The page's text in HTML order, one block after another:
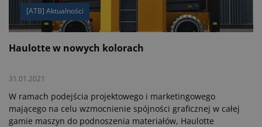
[ATB] Aktualności
Haulotte w nowych kolorach
31.01.2021
W ramach podejścia projektowego i marketingowego
mającego na celu wzmocnienie spójności graficznej w całej
gamie maszyn do podnoszenia materiałów, Haulotte